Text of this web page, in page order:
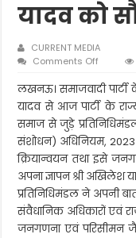
यादव को
CURRENT MEDIA
Comments Off
संगठनों
ने
महिला
आरक्षण
को
लेकर
अखिलेश
यादव
को
सौंपा
ज्ञापन
लखनऊ। समाजवादी पार्टी
यादव से आज पार्टी के
समाज से जुड़े
संशोधन) अधिनियम,
क्रियान्वयन तथा इसे
अपना ज्ञापन श्री अखिलेश
प्रतिनिधिमंडल ने अपनी
संवैधानिक अधिकारों एवं
जनगणना एवं परिसीमन